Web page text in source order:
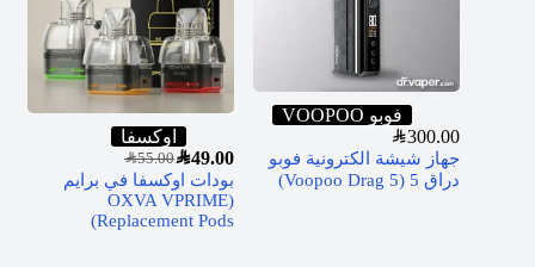
فوبو VOOPOO
SAR300.00
جهاز شيشة الكترونية فوبو
دراق 5 (Voopoo Drag 5)
اوكسفا
SAR55.00SAR49.00
بودات اوكسفا في برايم
(OXVA VPRIME
Replacement Pods)